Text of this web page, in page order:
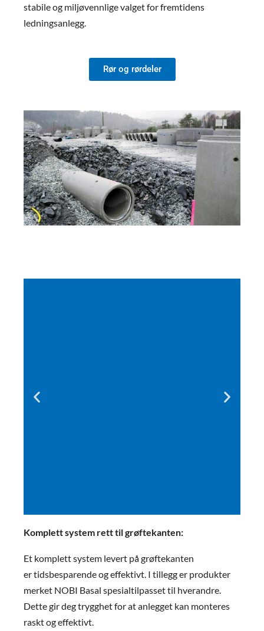
stabile og miljøvennlige valget for fremtidens
ledningsanlegg.
Rør og rørdeler
Betongrør tåler
store laster
Betongrør er selvbærende
konstruksjoner som er
dimensjonert for å tåle tøffe laster.
Betongrør har ikke behov for fine
og dyre omfyllingsmasser, de kan
Komplett system rett til grøftekanten:
Et komplett system levert på grøftekanten
er tidsbesparende og effektivt. I tillegg er produkter
merket NOBI Basal spesialtilpasset til hverandre.
Dette gir deg trygghet for at anlegget kan monteres
raskt og effektivt.